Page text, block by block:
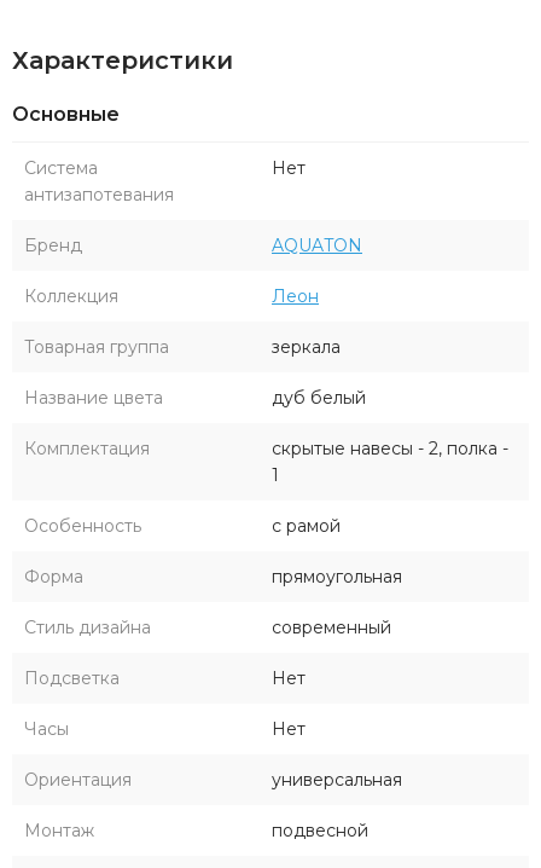
Характеристики
Основные
Система
антизапотевания
Нет
Бренд AQUATON
Коллекция Леон
Товарная группа зеркала
Название цвета дуб белый
Комплектация
скрытые навесы - 2, полка -
1
Особенность с рамой
Форма прямоугольная
Стиль дизайна современный
Подсветка Нет
Часы Нет
Ориентация универсальная
Монтаж подвесной